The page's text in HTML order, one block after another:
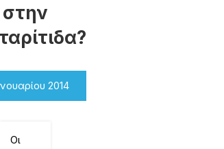
στην
2014
Οι